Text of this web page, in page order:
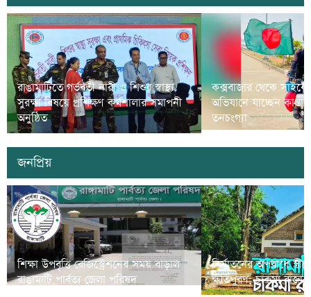
রাঙামাটিতে গর্ভবতী নারী ও শিশুর স্বাস্থ্য
সুরক্ষা বিষয়ে প্রশিক্ষণ কর্মশালার সমাপনী
অনুষ্ঠিত
কক্সবাজার থেকে
অভিযানে যাচ্ছেন
তনচংগ্যা
জনপ্রিয়
শিক্ষা উপবৃত্তি রেজিস্ট্রেশনের সময় বাড়াল
রাঙামাটি পার্বত্য জেলা পরিষদ
নির্যাতনের অপরাধে
ক্ষতিপুরণ; চাকমা